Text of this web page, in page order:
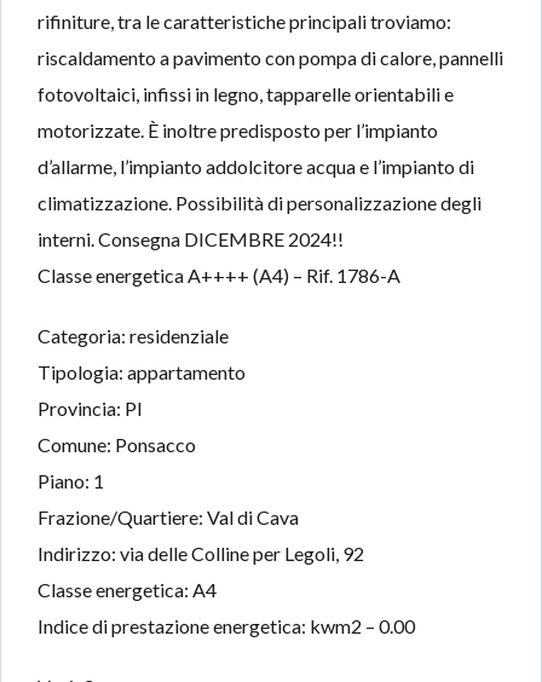
rifiniture, tra le caratteristiche principali troviamo:
riscaldamento a pavimento con pompa di calore, pannelli
fotovoltaici, infissi in legno, tapparelle orientabili e
motorizzate. È inoltre predisposto per l’impianto
d’allarme, l’impianto addolcitore acqua e l’impianto di
climatizzazione. Possibilità di personalizzazione degli
interni. Consegna DICEMBRE 2024!!
Classe energetica A++++ (A4) – Rif. 1786-A
Categoria: residenziale
Tipologia: appartamento
Provincia: PI
Comune: Ponsacco
Piano: 1
Frazione/Quartiere: Val di Cava
Indirizzo: via delle Colline per Legoli, 92
Classe energetica: A4
Indice di prestazione energetica: kwm2 – 0.00